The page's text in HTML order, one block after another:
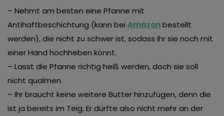
– Nehmt am besten eine Pfanne mit
Antihaftbeschichtung (kann bei Amazonbestellt
werden), die nicht zu schwer ist, sodass ihr sie noch mit
einer Hand hochheben könnt.
– Lasst die Pfanne richtig heiß werden, doch sie soll
nicht qualmen.
– Ihr braucht keine weitere Butter hinzufügen, denn die
ist ja bereits im Teig. Er dürfte also nicht mehr an der